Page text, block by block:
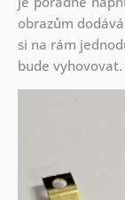
obrazům
si na rám
bude vyhovovat.